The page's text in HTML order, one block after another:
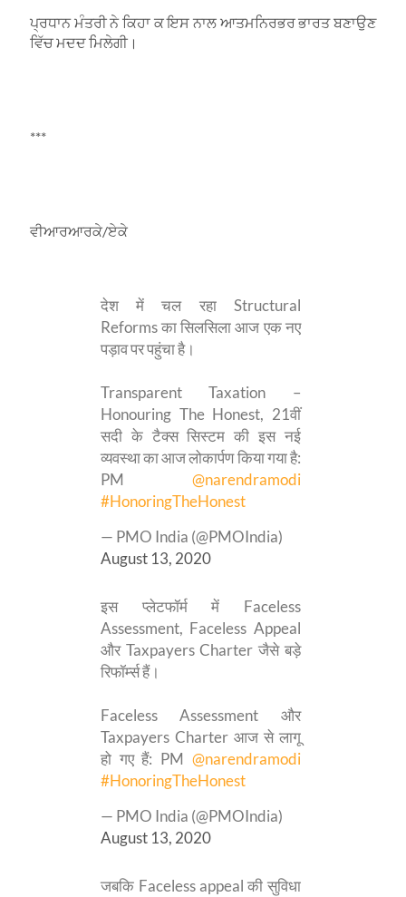
ਪ੍ਰਧਾਨ ਮੰਤਰੀ ਨੇ ਕਿਹਾ ਕ ਇਸ ਨਾਲ ਆਤਮਨਿਰਭਰ ਭਾਰਤ ਬਣਾਉਣ
ਵਿੱਚ ਮਦਦ ਮਿਲੇਗੀ।
***
ਵੀਆਰਆਰਕੇ/ਏਕੇ
देश में चल रहा Structural
Reforms का सिलसिला आज एक नए
पड़ाव पर पहुंचा है।
Transparent Taxation –
Honouring The Honest, 21वीं
सदी के टैक्स सिस्टम की इस नई
व्यवस्था का आज लोकार्पण किया गया है:
PM @narendramodi
#HonoringTheHonest
— PMO India (@PMOIndia)
August 13, 2020
इस प्लेटफॉर्म में Faceless
Assessment, Faceless Appeal
और Taxpayers Charter जैसे बड़े
रिफॉर्म्स हैं।
Faceless Assessment और
Taxpayers Charter आज से लागू
हो गए हैं: PM @narendramodi
#HonoringTheHonest
— PMO India (@PMOIndia)
August 13, 2020
जबकि Faceless appeal की सुविधा